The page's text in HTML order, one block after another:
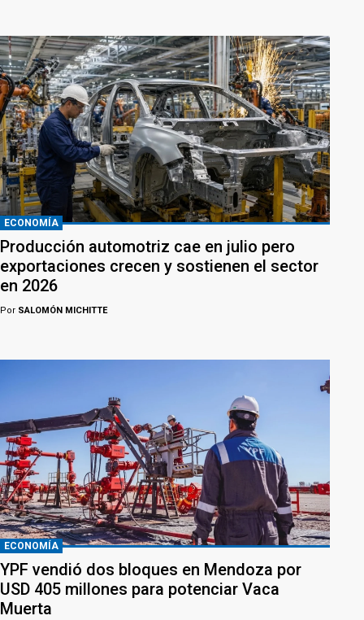
ECONOMÍA
Producción automotriz cae en julio pero
exportaciones crecen y sostienen el sector
en 2026
Por SALOMÓN MICHITTE
ECONOMÍA
YPF vendió dos bloques en Mendoza por
USD 405 millones para potenciar Vaca
Muerta